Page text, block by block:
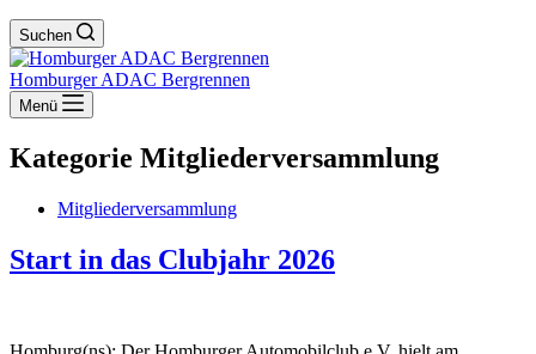
Suchen
Homburger ADAC Bergrennen
Menü
Kategorie Mitgliederversammlung
Mitgliederversammlung
Start in das Clubjahr 2026